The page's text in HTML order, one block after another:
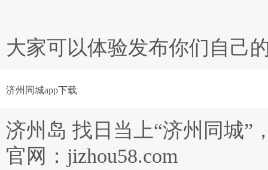
大家可以体验发布你们自己
济州同城app下载
济州岛 找日当上“济州同城”
官网：jizhou58.com